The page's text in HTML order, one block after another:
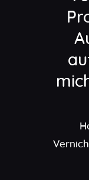
About
Contact